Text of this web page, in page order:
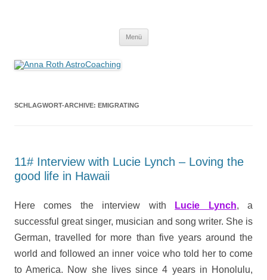
Menü
SCHLAGWORT-ARCHIVE: EMIGRATING
11# Interview with Lucie Lynch – Loving the
good life in Hawaii
Here comes the interview with Lucie Lynch, a
successful great singer, musician and song writer. She is
German, travelled for more than five years around the
world and followed an inner voice who told her to come
to America. Now she lives since 4 years in Honolulu,